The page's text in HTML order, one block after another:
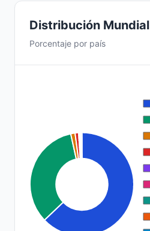
Distribución Mundial
Porcentaje por país